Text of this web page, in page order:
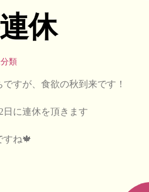
休
類
すが、食欲の秋到来です！
日に連休を頂きます
すね🍁